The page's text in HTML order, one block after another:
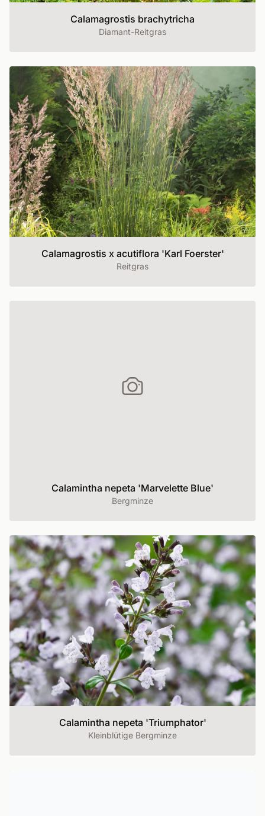
Calamagrostis brachytricha
Diamant-Reitgras
Calamagrostis x acutiflora 'Karl Foerster'
Reitgras
Calamintha nepeta 'Marvelette Blue'
Bergminze
Calamintha nepeta 'Triumphator'
Kleinblütige Bergminze